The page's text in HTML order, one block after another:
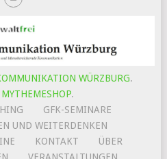
WÜRZBURG.
MYTHEMESHOP.
GFK-SEMINARE
UND WEITERDENKEN
KONTAKT
ÜBER
VERANSTALTUNGEN